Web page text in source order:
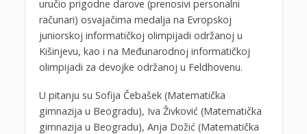
uručio prigodne darove (prenosivi personalni
računari) osvajačima medalja na Evropskoj
juniorskoj informatičkoj olimpijadi održanoj u
Kišinjevu, kao i na Međunarodnoj informatičkoj
olimpijadi za devojke održanoj u Feldhovenu.
U pitanju su Sofija Čebašek (Matematička
gimnazija u Beogradu), Iva Živković (Matematička
gimnazija u Beogradu), Anja Dožić (Matematička